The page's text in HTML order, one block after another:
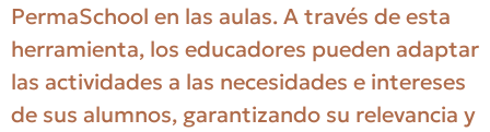
PermaSchool en las aulas. A través de esta
herramienta, los educadores pueden adaptar
las actividades a las necesidades e intereses
de sus alumnos, garantizando su relevancia y